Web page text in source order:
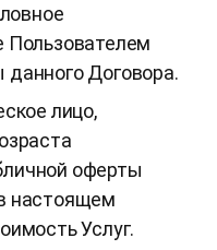
Пользователем
Договора.
лицо,
оферты
настоящем
Услуг.